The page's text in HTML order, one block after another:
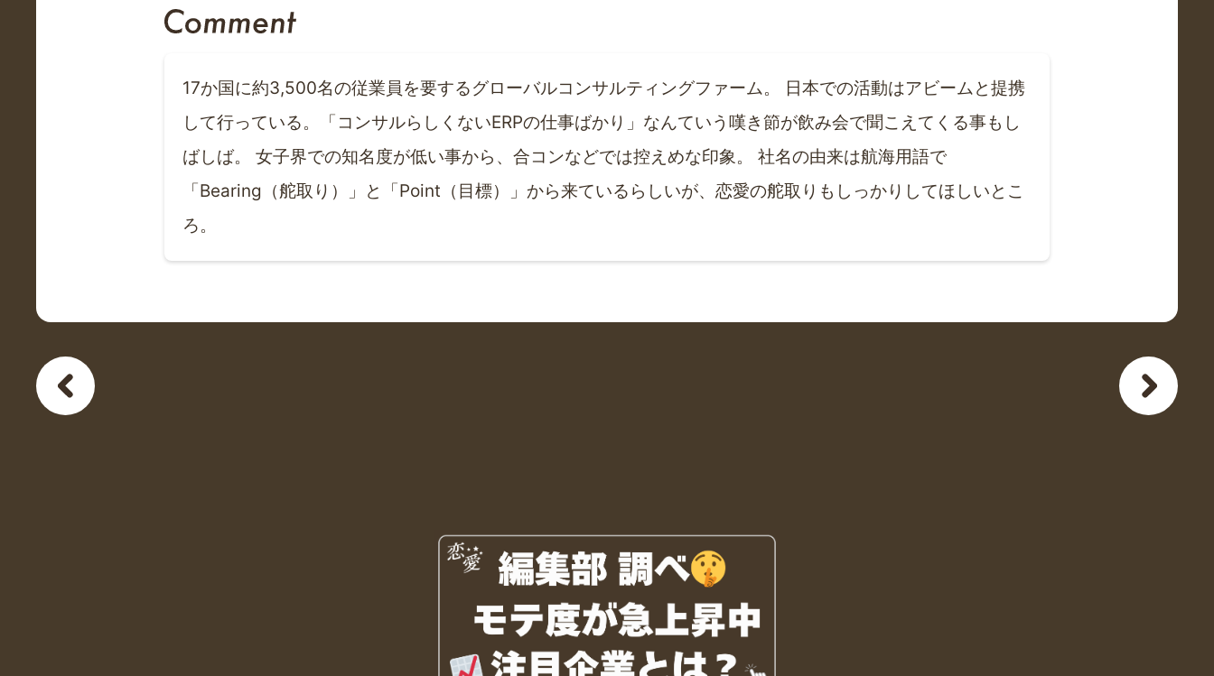
17か国に約3,500名の従業員を要するグローバルコンサルティングファーム。 日本での活動はアビームと提携
して行っている。「コンサルらしくないERPの仕事ばかり」なんていう嘆き節が飲み会で聞こえてくる事もし
ばしば。 女子界での知名度が低い事から、合コンなどでは控えめな印象。 社名の由来は航海用語で
「Bearing（舵取り）」と「Point（目標）」から来ているらしいが、恋愛の舵取りもしっかりしてほしいとこ
ろ。